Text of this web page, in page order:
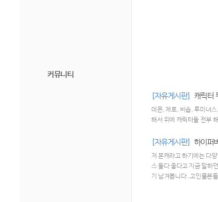
커뮤니티
[자유게시판] 캐릭터
데몬, 제로, 비숍, 루미너
해서 위에 캐릭터들 전부
[자유게시판] 하이퍼
저 본캐라고 하기에는 다
스 둘다 좋다고 지금 말하
기 남겨봅니다..고인물분